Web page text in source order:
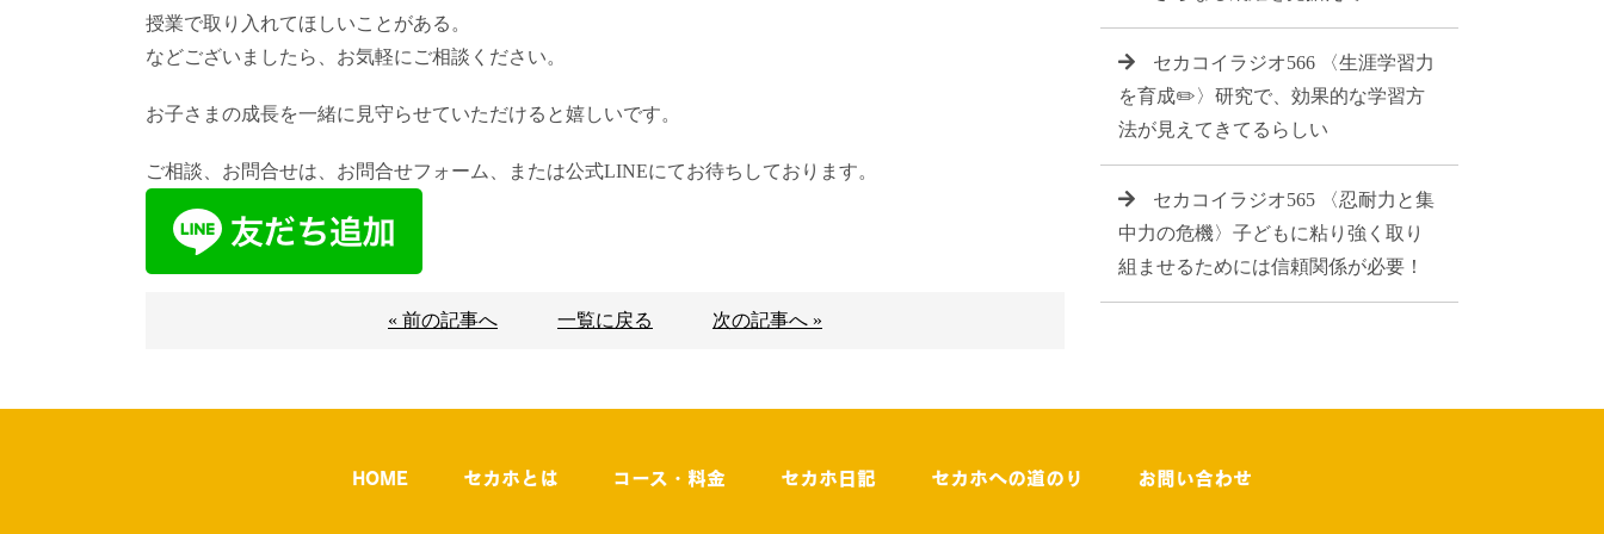
授業で取り入れてほしいことがある。
などございましたら、お気軽にご相談ください。
お子さまの成長を一緒に見守らせていただけると嬉しいです。
ご相談、お問合せは、お問合せフォーム、または公式LINEにてお待ちしております。
« 前の記事へ 一覧に戻る 次の記事へ »
セカコイラジオ566 〈生涯学習力
を育成✏️〉研究で、効果的な学習方
法が見えてきてるらしい
セカコイラジオ565 〈忍耐力と集
中力の危機〉子どもに粘り強く取り
組ませるためには信頼関係が必要！
HOME セカホとは コース・料金 セカホ日記 セカホへの道のり お問い合わせ